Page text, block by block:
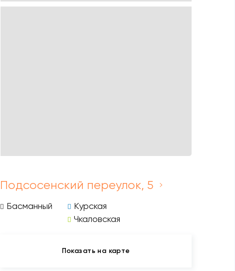
Подсосенский переулок, 5
Басманный
Курская
Чкаловская
Показать на карте